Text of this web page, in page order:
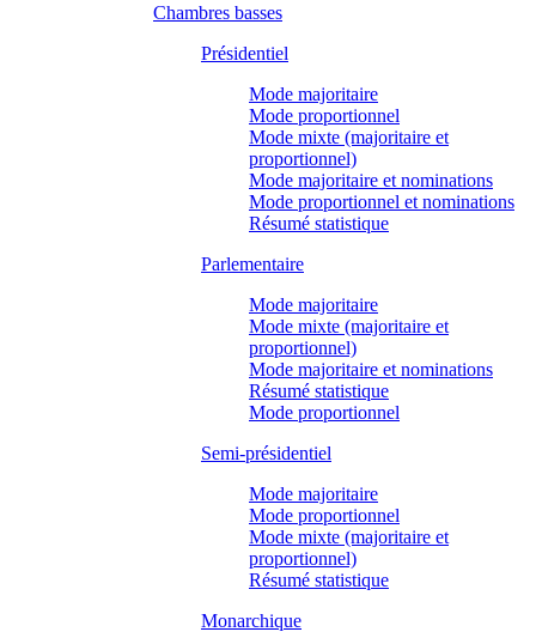
Chambres basses
Présidentiel
Mode majoritaire
Mode proportionnel
Mode mixte (majoritaire et
proportionnel)
Mode majoritaire et nominations
Mode proportionnel et nominations
Résumé statistique
Parlementaire
Mode majoritaire
Mode mixte (majoritaire et
proportionnel)
Mode majoritaire et nominations
Résumé statistique
Mode proportionnel
Semi-présidentiel
Mode majoritaire
Mode proportionnel
Mode mixte (majoritaire et
proportionnel)
Résumé statistique
Monarchique